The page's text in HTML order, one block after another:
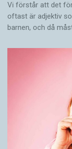
Vi förstår att det
oftast är adjektiv
barnen, och då